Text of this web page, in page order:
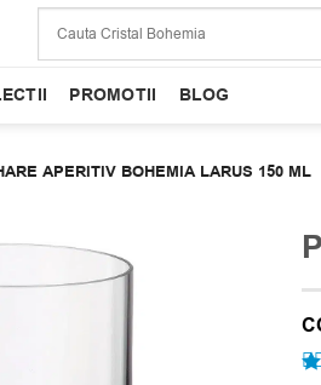
PROMOTII BLOG
APERITIV BOHEMIA LARUS 150 ML